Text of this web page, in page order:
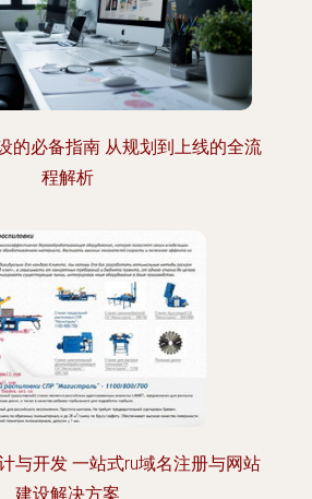
的必备指南 从规划到上线的全流
程解析
与开发 一站式ru域名注册与网站
建设解决方案